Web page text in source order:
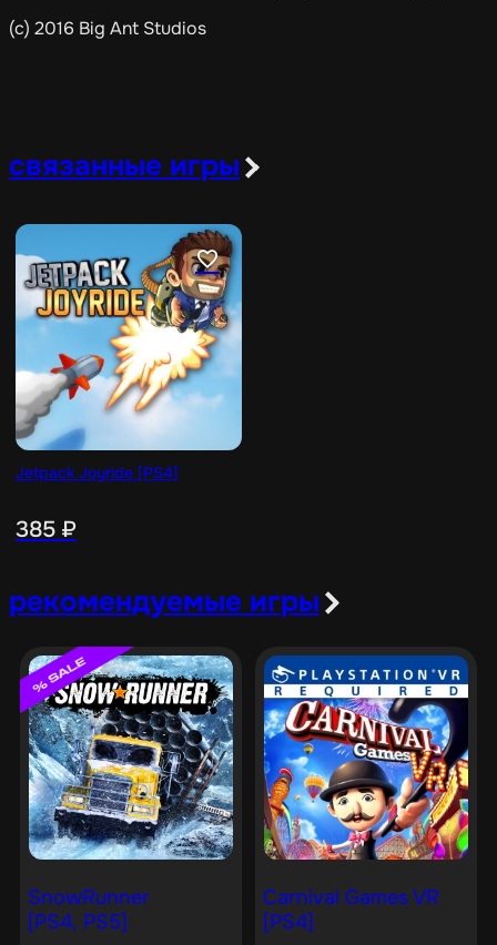
(c) 2016 Big Ant Studios
связанные игры
Jetpack Joyride [PS4]
385 ₽
рекомендуемые игры
SnowRunner
[PS4, PS5]
Carnival Games VR
[PS4]